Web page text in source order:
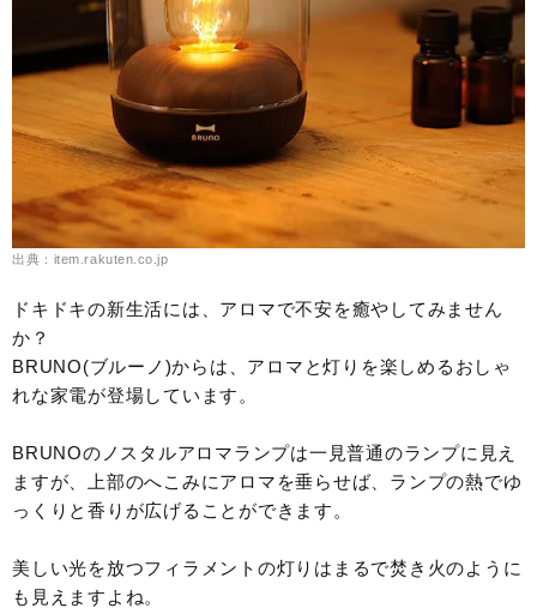
出典：item.rakuten.co.jp
ドキドキの新生活には、アロマで不安を癒やしてみません
か？
BRUNO(ブルーノ)からは、アロマと灯りを楽しめるおしゃ
れな家電が登場しています。
BRUNOのノスタルアロマランプは一見普通のランプに見え
ますが、上部のへこみにアロマを垂らせば、ランプの熱でゆ
っくりと香りが広げることができます。
美しい光を放つフィラメントの灯りはまるで焚き火のように
も見えますよね。